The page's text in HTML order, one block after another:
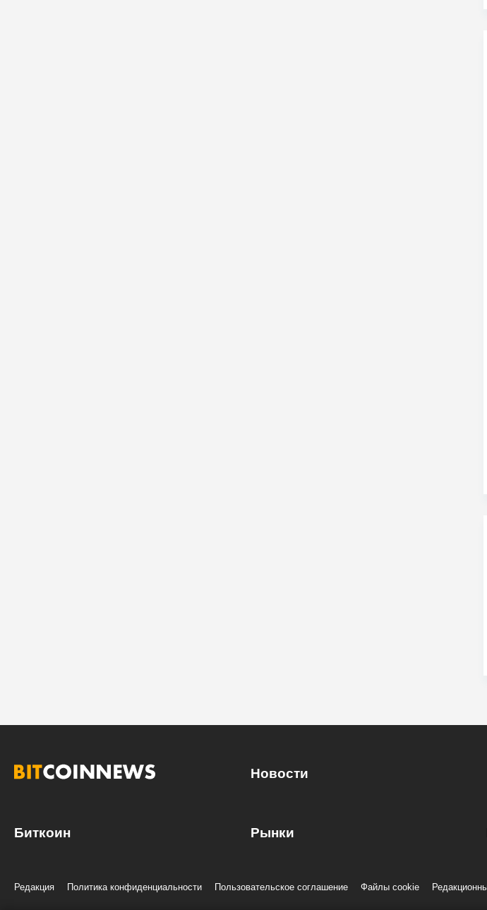
Новости
Биткоин Рынки
Редакция Политика конфиденциальности Пользовательское соглашение Файлы cookie